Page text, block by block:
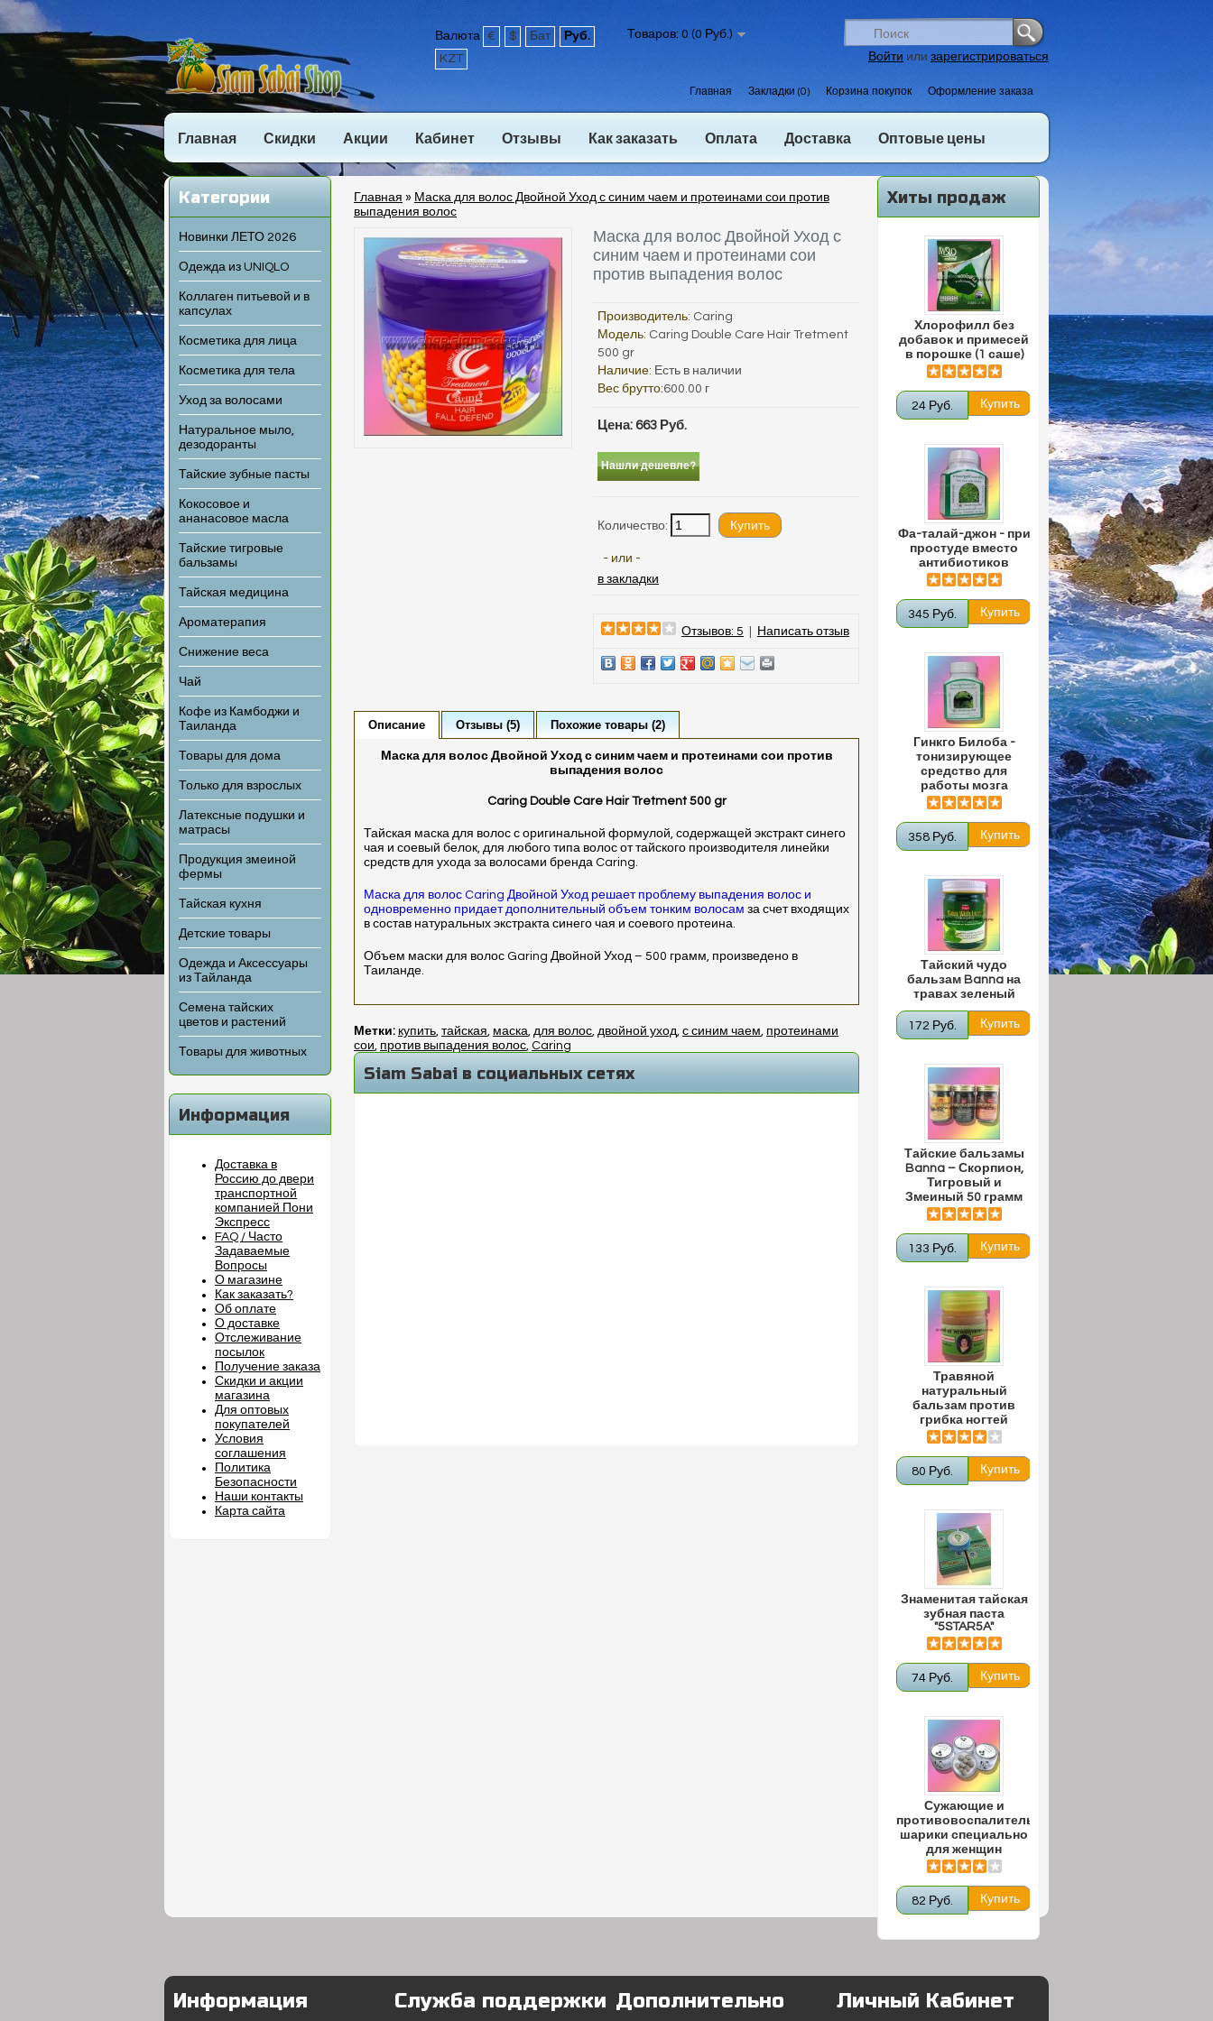
Валюта € $ Бат
Руб.
KZT
Товаров: 0 (0 Руб.)
Войти или зарегистрироваться
Главная Закладки (0) Корзина покупок Оформление заказа
Главная Скидки Акции Кабинет Отзывы Как заказать Оплата Доставка Оптовые цены
Категории
Новинки ЛЕТО 2026
Одежда из UNIQLO
Коллаген питьевой и в
капсулах
Косметика для лица
Косметика для тела
Уход за волосами
Натуральное мыло,
дезодоранты
Тайские зубные пасты
Кокосовое и
ананасовое масла
Тайские тигровые
бальзамы
Тайская медицина
Ароматерапия
Снижение веса
Чай
Кофе из Камбоджи и
Таиланда
Товары для дома
Только для взрослых
Латексные подушки и
матрасы
Продукция змеиной
фермы
Тайская кухня
Детские товары
Одежда и Аксессуары
из Тайланда
Семена тайских
цветов и растений
Товары для животных
Информация
Доставка в
Россию до двери
транспортной
компанией Пони
Экспресс
FAQ / Часто
Задаваемые
Вопросы
О магазине
Как заказать?
Об оплате
О доставке
Отслеживание
посылок
Получение заказа
Скидки и акции
магазина
Для оптовых
покупателей
Условия
соглашения
Политика
Безопасности
Наши контакты
Карта сайта
Хиты продаж
Хлорофилл без
добавок и примесей
в порошке (1 саше)
24 Руб.
Фа-талай-джон - при
простуде вместо
антибиотиков
345 Руб.
Гинкго Билоба -
тонизирующее
средство для
работы мозга
358 Руб.
Тайский чудо
бальзам Banna на
травах зеленый
172 Руб.
Тайские бальзамы
Banna – Скорпион,
Тигровый и
Змеиный 50 грамм
133 Руб.
Травяной
натуральный
бальзам против
грибка ногтей
80 Руб.
Знаменитая тайская
зубная паста
"5STAR5A"
74 Руб.
Сужающие и
противовоспалительные
шарики специально
для женщин
82 Руб.
Главная » Маска для волос Двойной Уход с синим чаем и протеинами сои против
выпадения волос
Маска для волос Двойной Уход с
синим чаем и протеинами сои
против выпадения волос
Производитель: Caring
Модель: Caring Double Care Hair Tretment
500 gr
Наличие: Есть в наличии
Вес брутто:600.00 г
Цена: 663 Руб.
Нашли дешевле?
Количество:
- или -
в закладки
Отзывов: 5 Написать отзыв
Описание Отзывы (5) Похожие товары (2)
Маска для волос Двойной Уход с синим чаем и протеинами сои против
выпадения волос
Caring Double Care Hair Tretment 500 gr
Тайская маска для волос с оригинальной формулой, содержащей экстракт синего
чая и соевый белок, для любого типа волос от тайского производителя линейки
средств для ухода за волосами бренда Caring.
Маска для волос Caring Двойной Уход решает проблему выпадения волос и
одновременно придает дополнительный объем тонким волосам за счет входящих
в состав натуральных экстракта синего чая и соевого протеина.
Объем маски для волос Garing Двойной Уход – 500 грамм, произведено в
Таиланде.
Метки: купить, тайская, маска, для волос, двойной уход, с синим чаем, протеинами
сои, против выпадения волос, Caring
Siam Sabai в социальных сетях
Информация Служба поддержки Дополнительно Личный Кабинет